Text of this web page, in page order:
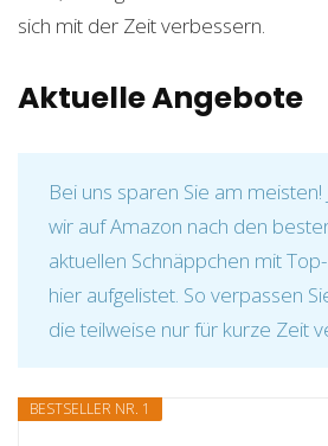
sich mit der Zeit verbessern.
Aktuelle Angebote
Bei uns sparen Sie am meisten!
wir auf Amazon nach den
aktuellen Schnäppchen mit
hier aufgelistet. So verpassen
die teilweise nur für kurze Zeit
BESTSELLER NR. 1